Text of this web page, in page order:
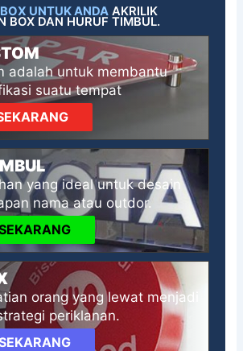
UNTUK ANDA AKRILIK
BOX DAN HURUF TIMBUL.
adalah untuk membantu
suatu tempat
yang ideal untuk desain
nama atau outdor.
orang yang lewat menjadi
periklanan.